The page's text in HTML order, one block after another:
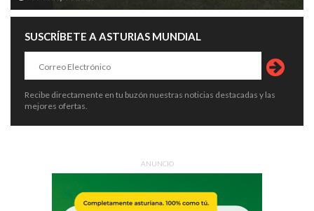
SUSCRÍBETE A ASTURIAS MUNDIAL
Recibe directamente en tu buzón nuestras noticias destacadas y las
mejores ofertas.
ANUNCIO